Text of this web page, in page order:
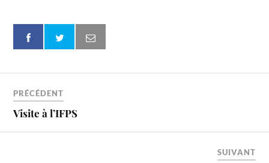
PRÉCÉDENT
Visite à l’IFPS
SUIVANT